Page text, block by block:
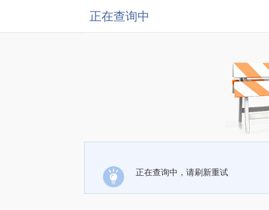
正在查询中
正在查询中，请刷新重试